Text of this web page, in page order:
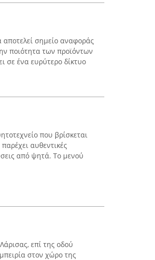
σημείο αναφοράς
ποιότητα των προϊόντων
σε ένα ευρύτερο δίκτυο
που βρίσκεται
αυθεντικές
από ψητά. Το μενού
επί της οδού
στον χώρο της